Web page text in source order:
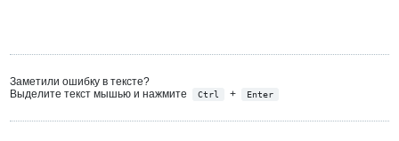
Заметили ошибку в тексте?
Выделите текст мышью и нажмите
Ctrl + Enter